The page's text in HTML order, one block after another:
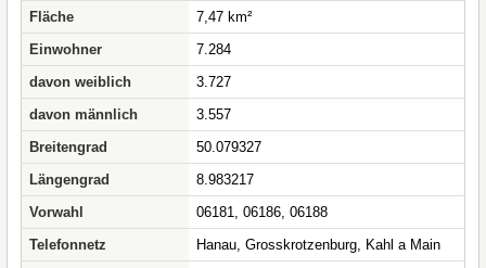
Fläche
7,47 km²
Einwohner
7.284
davon weiblich
3.727
davon männlich
3.557
Breitengrad
50.079327
Längengrad
8.983217
Vorwahl
06181, 06186, 06188
Telefonnetz
Hanau, Grosskrotzenburg, Kahl a Main